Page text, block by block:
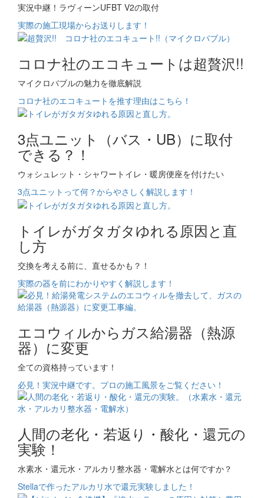
実況中継！ラヴィーンUFBT V2の取付
実際の施工現場からお送りします！
コロナ社のエコキュートは超贅沢!!
マイクロバブルの魅力を徹底解説
コロナ社のエコキュートを推す理由はこちら！
3点ユニット（バス・UB）に取付
できる？！
ウォシュレット・シャワートイレ・暖房便座を付けたい
3点ユニットって何？からやさしく解説します！
トイレがガタガタゆれる原因と直
し方
交換を考える前に、直せるかも？！
実際の器を前にわかりやすく解説します！
エコウィルからガス給湯器（熱源
器）に変更
全ての資格持っています！
必見！実況中継です。プロの施工風景をご覧ください！
人間の老化・若返り・酸化・還元の
実験！
水素水・還元水・アルカリ整水器・電解水とは何ですか？
Stellaで作ったアルカリ水で還元実験しました！